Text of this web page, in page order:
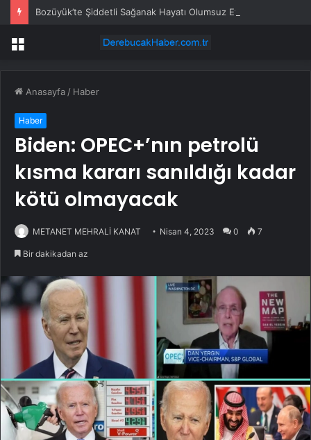
Bozüyük’te Şiddetli Sağanak Hayatı Olumsuz Etkiledi
Menü
Anasayfa / Haber
Haber
Biden: OPEC+’nın petrolü
kısma kararı sanıldığı kadar
kötü olmayacak
METANET MEHRALİ KANAT Nisan 4, 2023 0 7
Bir dakikadan az